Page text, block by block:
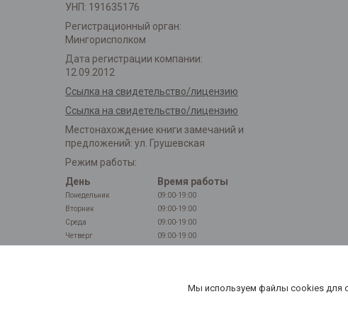
УНП: 191635176
Регистрационный орган:
Мингорисполком
Дата регистрации компании:
12.09.2012
Ссылка на свидетельство/лицензию
Ссылка на свидетельство/лицензию
Местонахождение книги замечаний и
предложений: ул. Грушевская
Режим работы:
День
Время работы
Понедельник
09:00-19:00
Вторник
09:00-19:00
Среда
09:00-19:00
Четверг
09:00-19:00
Мы используем файлы cookies для